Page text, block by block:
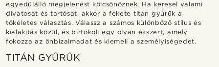
egyedülálló megjelenést kölcsönöznek. Ha keresel valami
divatosat és tartósat, akkor a fekete titán gyűrűk a
tökéletes választás. Válassz a számos különböző stílus és
kialakítás közül, és birtokolj egy olyan ékszert, amely
fokozza az önbizalmadat és kiemeli a személyiségedet.
TITÁN GYŰRŰK